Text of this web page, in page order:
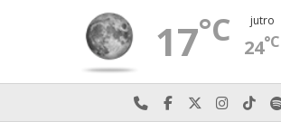
17°C jutro
24°C
Najlepiej po prostu do
Odwiedź nas na
Odwiedź nas